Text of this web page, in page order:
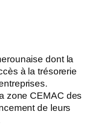
dont la
à la trésorerie
zone CEMAC des
de leurs